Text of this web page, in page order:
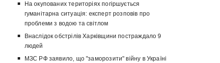
На окупованих територіях погіршується
гуманітарна ситуація: експерт розповів про
проблеми з водою та світлом
Внаслідок обстрілів Харківщини постраждало 9
людей
МЗС РФ заявило, що "заморозити" війну в Україні